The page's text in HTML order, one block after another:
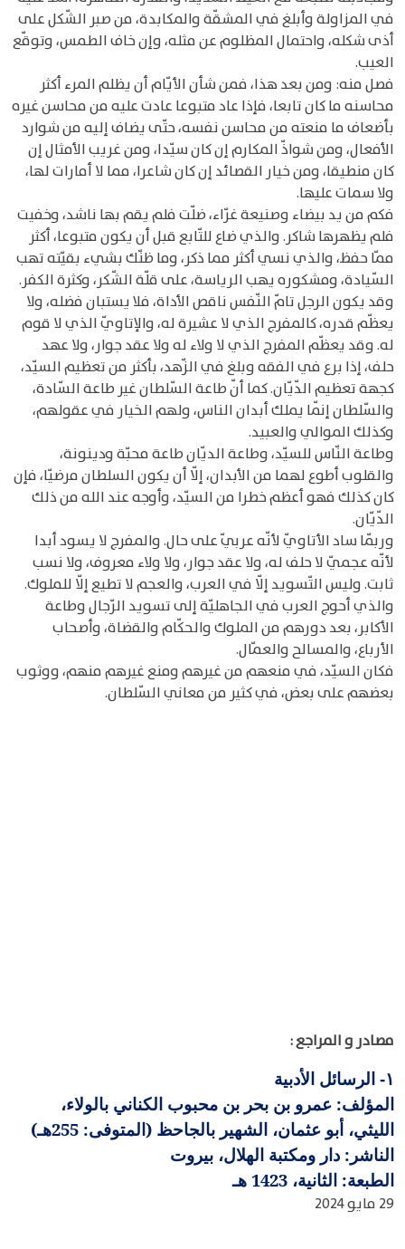
في المزاولة وأبلغ في المشقّة والمكابدة، من صبر الشّكل على
أذى شكله، واحتمال المظلوم عن مثله، وإن خاف الطمس، وتوقّع
العيب.
فصل منه: ومن بعد هذا، فمن شأن الأيّام أن يظلم المرء أكثر
محاسنه ما كان تابعا، فإذا عاد متبوعا عادت عليه من محاسن غيره
بأضعاف ما منعته من محاسن نفسه، حتّى يضاف إليه من شوارد
الأفعال، ومن شواذّ المكارم إن كان سيّدا، ومن غريب الأمثال إن
كان منطيقا، ومن خيار القصائد إن كان شاعرا، مما لا أمارات لها،
ولا سمات عليها.
فكم من يد بيضاء وصنيعة غرّاء، ضلّت فلم يقم بها ناشد، وخفيت
فلم يظهرها شاكر. والذي ضاع للتّابع قبل أن يكون متبوعا، أكثر
ممّا حفظ، والذي نسي أكثر مما ذكر، وما ظنّك بشيء بقيّته تهب
السّيادة، ومشكوره يهب الرياسة، على قلّة الشّكر، وكثرة الكفر.
وقد يكون الرجل تامّ النّفس ناقص الأداة، فلا يستبان فضله، ولا
يعظّم قدره، كالمفرج الذي لا عشيرة له، والإتاويّ الذي لا قوم
له. وقد يعظّم المفرج الذي لا ولاء له ولا عقد جوار، ولا عهد
حلف، إذا برع في الفقه وبلغ في الزّهد، بأكثر من تعظيم السيّد،
كجهة تعظيم الدّيّان. كما أنّ طاعة السّلطان غير طاعة السّادة،
والسّلطان إنّما يملك أبدان الناس، ولهم الخيار في عقولهم،
وكذلك الموالي والعبيد.
وطاعة النّاس للسيّد، وطاعة الديّان طاعة محبّة ودينونة،
والقلوب أطوع لهما من الأبدان، إلّا أن يكون السلطان مرضيّا، فإن
كان كذلك فهو أعظم خطرا من السيّد، وأوجه عند الله من ذلك
الدّيّان.
وربّما ساد الأتاويّ لأنّه عربيّ على حال. والمفرج لا يسود أبدا
لأنّه عجميّ لا حلف له، ولا عقد جوار، ولا ولاء معروف، ولا نسب
ثابت. وليس التّسويد إلّا في العرب، والعجم لا تطيع إلّا للملوك.
والذي أحوج العرب في الجاهليّة إلى تسويد الرّجال وطاعة
الأكابر، بعد دورهم من الملوك والحكّام والقضاة، وأصحاب
الأرباع، والمسالح والعمّال.
فكان السيّد، في منعهم من غيرهم ومنع غيرهم منهم، ووثوب
بعضهم على بعض، في كثير من معاني السّلطان.
مصادر و المراجع :
١-
الرسائل الأدبية
المؤلف: عمرو بن بحر بن محبوب الكناني بالولاء،
الليثي، أبو عثمان، الشهير بالجاحظ (المتوفى: 255هـ)
الناشر: دار ومكتبة الهلال، بيروت
الطبعة: الثانية، 1423 هـ
29 مايو 2024